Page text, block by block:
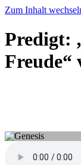
Zum Inhalt
Predigt:
Freude“